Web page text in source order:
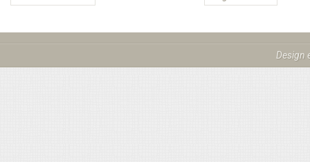
Design